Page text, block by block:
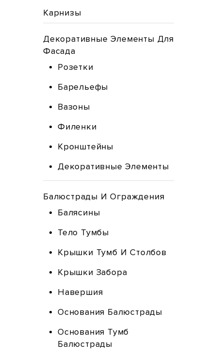
Карнизы
Декоративные Элементы Для
Фасада
Розетки
Барельефы
Вазоны
Филенки
Кронштейны
Декоративные Элементы
Балюстрады И Ограждения
Балясины
Тело Тумбы
Крышки Тумб И Столбов
Крышки Забора
Навершия
Основания Балюстрады
Основания Тумб
Балюстрады